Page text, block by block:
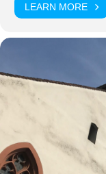
LEARN MORE